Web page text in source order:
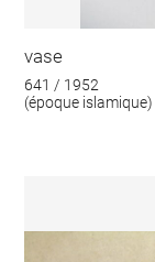
vase
641 / 1952
(époque islamique)